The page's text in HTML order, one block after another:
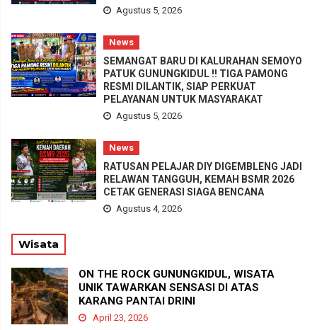
Agustus 5, 2026
News
SEMANGAT BARU DI KALURAHAN SEMOYO
PATUK GUNUNGKIDUL !! TIGA PAMONG
RESMI DILANTIK, SIAP PERKUAT
PELAYANAN UNTUK MASYARAKAT
Agustus 5, 2026
News
RATUSAN PELAJAR DIY DIGEMBLENG JADI
RELAWAN TANGGUH, KEMAH BSMR 2026
CETAK GENERASI SIAGA BENCANA
Agustus 4, 2026
Wisata
ON THE ROCK GUNUNGKIDUL, WISATA
UNIK TAWARKAN SENSASI DI ATAS
KARANG PANTAI DRINI
April 23, 2026